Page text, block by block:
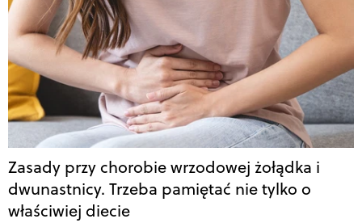
Zasady przy chorobie wrzodowej żołądka i
dwunastnicy. Trzeba pamiętać nie tylko o
właściwiej diecie